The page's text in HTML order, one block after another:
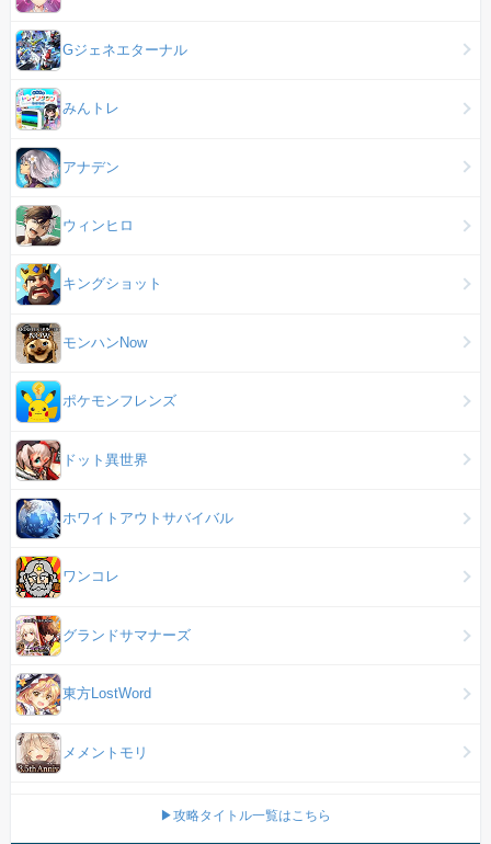
Gジェネエターナル
みんトレ
アナデン
ウィンヒロ
キングショット
モンハンNow
ポケモンフレンズ
ドット異世界
ホワイトアウトサバイバル
ワンコレ
グランドサマナーズ
東方LostWord
メメントモリ
▶攻略タイトル一覧はこちら